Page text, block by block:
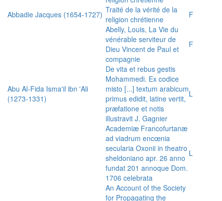
Abbadie Jacques (1654-1727) Traité de la vérité de la
religion chrétienne
F
Abelly, Louis, La Vie du
vénérable serviteur de
Dieu Vincent de Paul et
compagnie
F
Abu Al-Fida Isma'il ibn 'Ali
(1273-1331)
De vita et rebus gestis
Mohammedi. Ex codice
misto [...] textum arabicum
primus edidit, latine vertit,
præfatione et notis
illustravit J. Gagnier
L
Academiæ Francofurtanæ
ad viadrum encœnia
secularia Oxonii in theatro
sheldoniano apr. 26 anno
fundat 201 annoque Dom.
1706 celebrata
L
An Account of the Society
for Propagating the